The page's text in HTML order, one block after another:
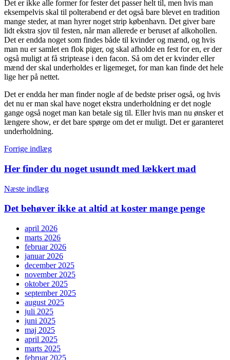
Det er ikke alle former for fester det passer helt til, men hvis man
eksempelvis skal til polterabend er det også bare blevet en tradition
mange steder, at man hyrer noget strip københavn. Det giver bare
lidt ekstra sjov til festen, når man allerede er beruset af alkohollen.
Det er endda noget som findes både til kvinder og mænd, og hvis
man nu er samlet en flok piger, og skal afholde en fest for en, er der
også muligt at få striptease i den facon. Så om det er kvinder eller
mænd der skal underholdes er ligemeget, for man kan finde det hele
lige her på nettet.
Det er endda her man finder nogle af de bedste priser også, og hvis
det nu er man skal have noget ekstra underholdning er det nogle
gange også noget man kan betale sig til. Eller hvis man nu ønsker et
længere show, er det bare spørge om det er muligt. Det er garanteret
underholdning.
Indlægsnavigation
Forrige indlæg
Her finder du noget usundt med lækkert mad
Næste indlæg
Det behøver ikke at altid at koster mange penge
april 2026
marts 2026
februar 2026
januar 2026
december 2025
november 2025
oktober 2025
september 2025
august 2025
juli 2025
juni 2025
maj 2025
april 2025
marts 2025
februar 2025